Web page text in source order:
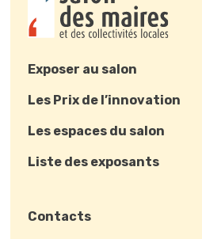
Exposer au salon
Les Prix de l’innovation
Les espaces du salon
Liste des exposants
Contacts